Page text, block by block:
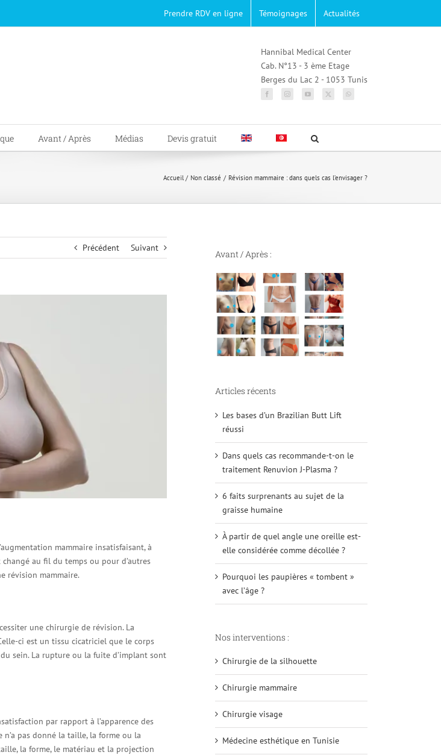
Prendre RDV en ligne Témoignages Actualités
Hannibal Medical Center
Cab. N°13 - 3 ème Etage
Berges du Lac 2 - 1053 Tunis
Avant / Après Médias Devis gratuit
Accueil Non classé Révision mammaire : dans quels cas l’envisager ?
Précédent Suivant
mammaire insatisfaisant, à
au fil du temps ou pour d’autres
révision mammaire.
une chirurgie de révision. La
ci est un tissu cicatriciel que le corps
sein. La rupture ou la fuite d’implant sont
par rapport à l’apparence des
pas donné la taille, la forme ou la
la forme, le matériau et la projection
Avant / Après :
Articles récents
Les bases d’un Brazilian Butt Lift
réussi
Dans quels cas recommande-t-on le
traitement Renuvion J-Plasma ?
6 faits surprenants au sujet de la
graisse humaine
À partir de quel angle une oreille est-
elle considérée comme décollée ?
Pourquoi les paupières « tombent »
avec l’âge ?
Nos interventions :
Chirurgie de la silhouette
Chirurgie mammaire
Chirurgie visage
Médecine esthétique en Tunisie